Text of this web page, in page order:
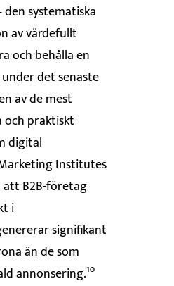
systematiska
av värdefullt
och behålla en
det senaste
av de mest
praktiskt
digital
Institutes
att B2B-företag
i
signifikant
än de som
annonsering.¹⁰